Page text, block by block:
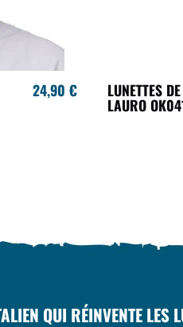
24,90 € LUNETTES
LAURO
QUI RÉINVENTE LES